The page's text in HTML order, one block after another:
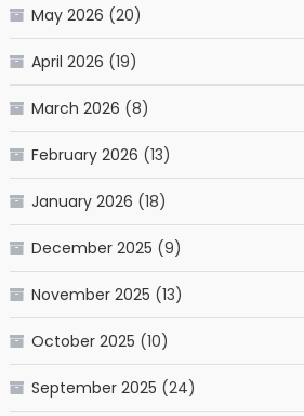
May 2026 (20)
April 2026 (19)
March 2026 (8)
February 2026 (13)
January 2026 (18)
December 2025 (9)
November 2025 (13)
October 2025 (10)
September 2025 (24)